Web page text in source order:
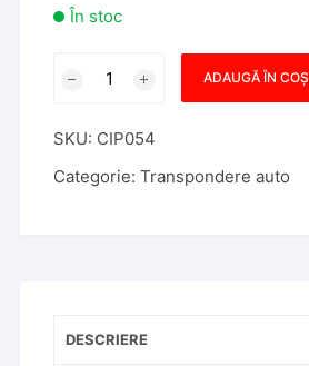
În stoc
Mercedes
Benz
ADAUGĂ ÎN COȘ
SKU: CIP054
Categorie:Transpondere auto
DESCRIERE